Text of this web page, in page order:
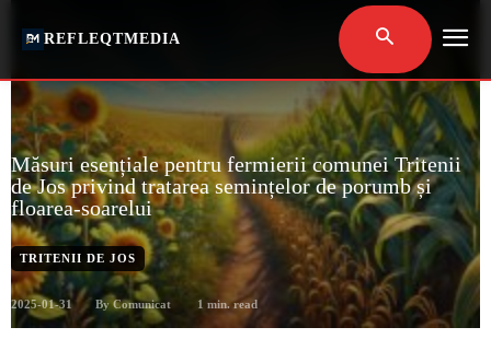
REFLEQTMEDIA
Măsuri esențiale pentru fermierii comunei Tritenii
de Jos privind tratarea semințelor de porumb și
floarea-soarelui
TRITENII DE JOS
2025-01-31 By Comunicat 1 min. read